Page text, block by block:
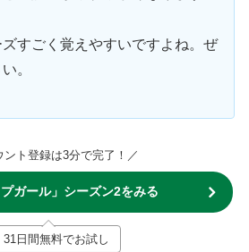
すごく覚えやすいですよね。ぜ
。
ント登録は3分で完了！／
ガール」シーズン2をみる
31日間無料でお試し